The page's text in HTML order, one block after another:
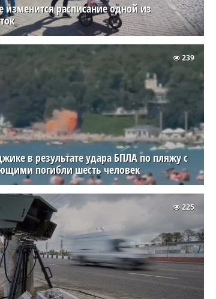
изменится расписание одной из
в результате удара БПЛА по пляжу с
погибли шесть человек
239
225